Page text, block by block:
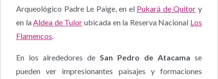
Arqueológico Padre Le Paige, en el Pukará de Quitor y
en la Aldea de Tulor ubicada en la Reserva Nacional Los
Flamencos
En los alrededores de San Pedro de Atacama se
pueden ver impresionantes paisajes y formaciones